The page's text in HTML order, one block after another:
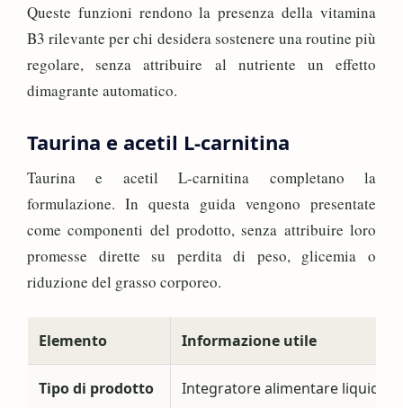
Queste funzioni rendono la presenza della vitamina
B3 rilevante per chi desidera sostenere una routine più
regolare, senza attribuire al nutriente un effetto
dimagrante automatico.
Taurina e acetil L-carnitina
Taurina e acetil L-carnitina completano la
formulazione. In questa guida vengono presentate
come componenti del prodotto, senza attribuire loro
promesse dirette su perdita di peso, glicemia o
riduzione del grasso corporeo.
Elemento Informazione utile
Tipo di prodotto Integratore alimentare liquido